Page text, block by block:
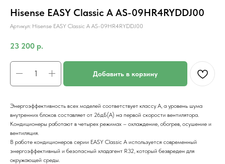
Hisense EASY Classic A AS-09HR4RYDDJ00
Артикул: Hisense EASY Classic A AS-09HR4RYDDJ00
23 200 р.
Добавить в корзину
Энергоэффективность всех моделей соответствует классу А, а уровень шума
внутренних блоков составляет от 26дБ(А) на первой скорости вентилятора.
Кондиционеры работают в четырех режимах – охлаждение, обогрев, осушение и
вентиляция.
В работе кондиционеров серии EASY Classic A используется современный
энергоэффективный и безопасный хладагент R32, который безвреден для
окружающей среды.